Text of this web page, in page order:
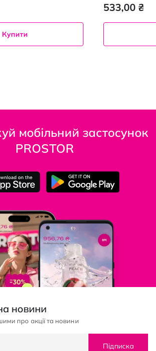
Купити
533,00 ₴
мобільний застосунок
PROSTOR
новини
про акції та новини
Підписка